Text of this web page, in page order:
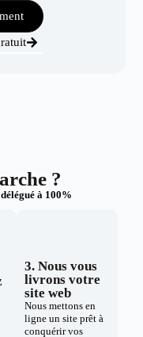
?
à 100%
3. Nous vous
livrons votre
site web
Nous mettons en
ligne un site prêt à
conquérir vos